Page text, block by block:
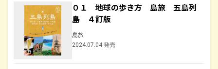
０１ 地球の歩き方 島旅 五島列
島 ４訂版
島旅
2024.07.04 発売